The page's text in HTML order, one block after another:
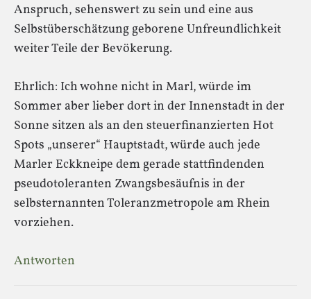
Anspruch, sehenswert zu sein und eine aus
Selbstüberschätzung geborene Unfreundlichkeit
weiter Teile der Bevökerung.
Ehrlich: Ich wohne nicht in Marl, würde im
Sommer aber lieber dort in der Innenstadt in der
Sonne sitzen als an den steuerfinanzierten Hot
Spots „unserer“ Hauptstadt, würde auch jede
Marler Eckkneipe dem gerade stattfindenden
pseudotoleranten Zwangsbesäufnis in der
selbsternannten Toleranzmetropole am Rhein
vorziehen.
Antworten